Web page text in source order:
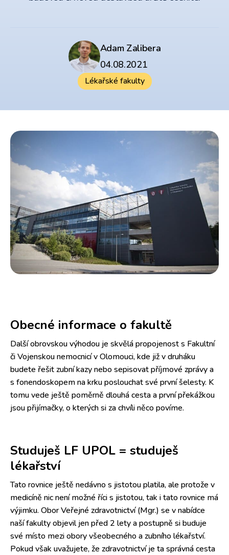
Adam Zalibera
04.08.2021
Lékařské fakulty
Obecné informace o fakultě
Další obrovskou výhodou je skvělá propojenost s Fakultní
či Vojenskou nemocnicí v Olomouci, kde již v druháku
budete řešit zubní kazy nebo sepisovat příjmové zprávy a
s fonendoskopem na krku poslouchat své první šelesty. K
tomu vede ještě poměrně dlouhá cesta a první překážkou
jsou přijímačky, o kterých si za chvíli něco povíme.
Studuješ LF UPOL = studuješ
lékařství
Tato rovnice ještě nedávno s jistotou platila, ale protože v
medicíně nic není možné říci s jistotou, tak i tato rovnice má
výjimku. Obor Veřejné zdravotnictví (Mgr.) se v nabídce
naší fakulty objevil jen před 2 lety a postupně si buduje
své místo mezi obory všeobecného a zubního lékařství.
Pokud však uvažujete, že zdravotnictví je ta správná cesta